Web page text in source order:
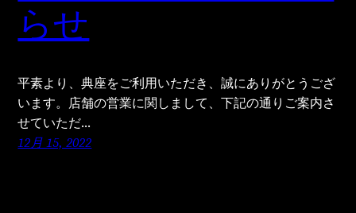
らせ
平素より、典座をご利用いただき、誠にありがとうござ
います。店舗の営業に関しまして、下記の通りご案内さ
せていただ…
12月 15, 2022